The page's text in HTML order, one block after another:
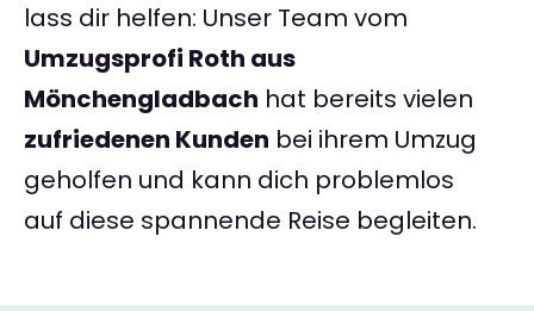
lass dir helfen: Unser Team vom
Umzugsprofi Roth aus
Mönchengladbach hat bereits vielen
zufriedenen Kunden bei ihrem Umzug
geholfen und kann dich problemlos
auf diese spannende Reise begleiten.